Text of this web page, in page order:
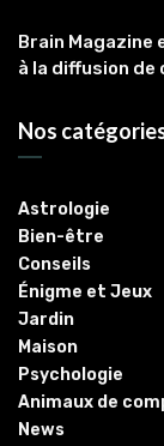
Brain Magazine
à la diffusion
Nos
Astrologie
Bien-être
Conseils
Énigme et Jeux
Jardin
Maison
Psychologie
Animaux de
News